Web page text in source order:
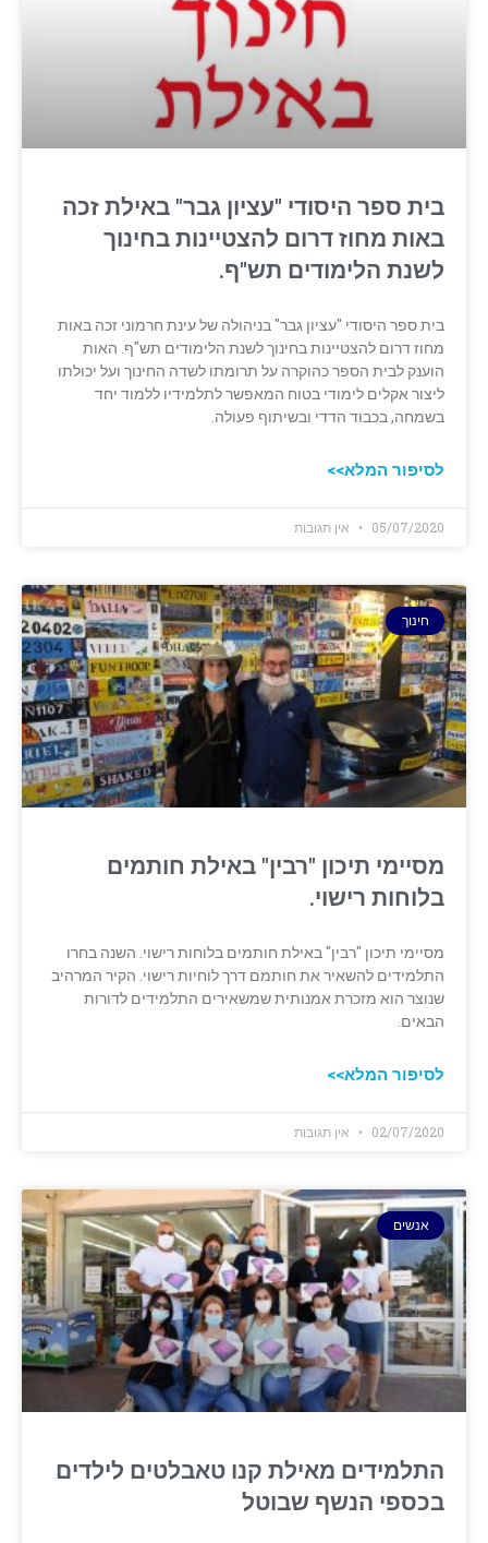
בית ספר היסודי "עציון גבר" באילת זכה
באות מחוז דרום להצטיינות בחינוך
לשנת הלימודים תש"ף.
בית ספר היסודי "עציון גבר" בניהולה של עינת חרמוני זכה באות
מחוז דרום להצטיינות בחינוך לשנת הלימודים תש"ף. האות
הוענק לבית הספר כהוקרה על תרומתו לשדה החינוך ועל יכולתו
ליצור אקלים לימודי בטוח המאפשר לתלמידיו ללמוד יחד
בשמחה, בכבוד הדדי ובשיתוף פעולה.
לסיפור המלא>>
05/07/2020 אין תגובות
חינוך
מסיימי תיכון "רבין" באילת חותמים
בלוחות רישוי.
מסיימי תיכון "רבין" באילת חותמים בלוחות רישוי. השנה בחרו
התלמידים להשאיר את חותמם דרך לוחיות רישוי. הקיר המרהיב
שנוצר הוא מזכרת אמנותית שמשאירים התלמידים לדורות
הבאים.
לסיפור המלא>>
02/07/2020 אין תגובות
אנשים
התלמידים מאילת קנו טאבלטים לילדים
בכספי הנשף שבוטל